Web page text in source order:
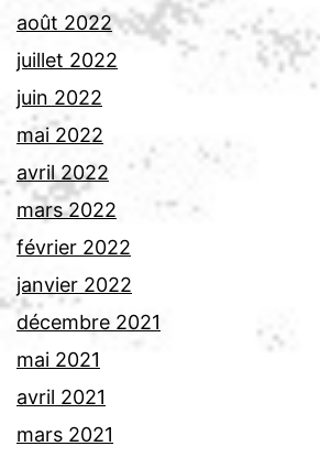
août 2022
juillet 2022
juin 2022
mai 2022
avril 2022
mars 2022
février 2022
janvier 2022
décembre 2021
mai 2021
avril 2021
mars 2021